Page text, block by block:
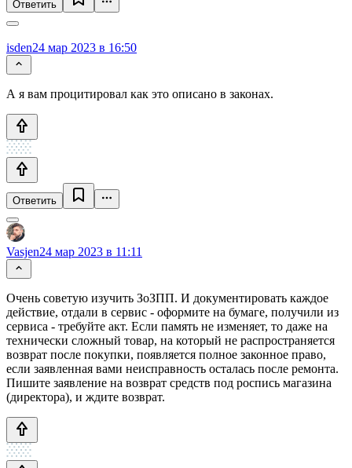
Ответить
isden24 мар 2023 в 16:50
А я вам процитировал как это описано в законах.
Ответить
Vasjen24 мар 2023 в 11:11
Очень советую изучить ЗоЗПП. И документировать каждое
действие, отдали в сервис - оформите на бумаге, получили из
сервиса - требуйте акт. Если память не изменяет, то даже на
технически сложный товар, на который не распространяется
возврат после покупки, появляется полное законное право,
если заявленная вами неисправность осталась после ремонта.
Пишите заявление на возврат средств под роспись магазина
(директора), и ждите возврат.